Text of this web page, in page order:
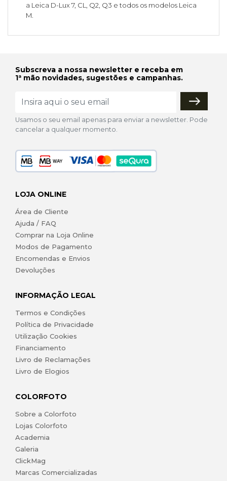
a Leica D-Lux 7, CL, Q2, Q3 e todos os modelos Leica
M.
Subscreva a nossa newsletter e receba em
1ª mão novidades, sugestões e campanhas.
Usamos o seu email apenas para enviar a newsletter. Pode
cancelar a qualquer momento.
LOJA ONLINE
Área de Cliente
Ajuda / FAQ
Comprar na Loja Online
Modos de Pagamento
Encomendas e Envios
Devoluções
INFORMAÇÃO LEGAL
Termos e Condições
Política de Privacidade
Utilização Cookies
Financiamento
Livro de Reclamações
Livro de Elogios
COLORFOTO
Sobre a Colorfoto
Lojas Colorfoto
Academia
Galeria
ClickMag
Marcas Comercializadas